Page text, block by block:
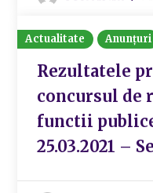
Actualitate Anunțuri
Rezultatele
concursul de
functii
25.03.2021 –